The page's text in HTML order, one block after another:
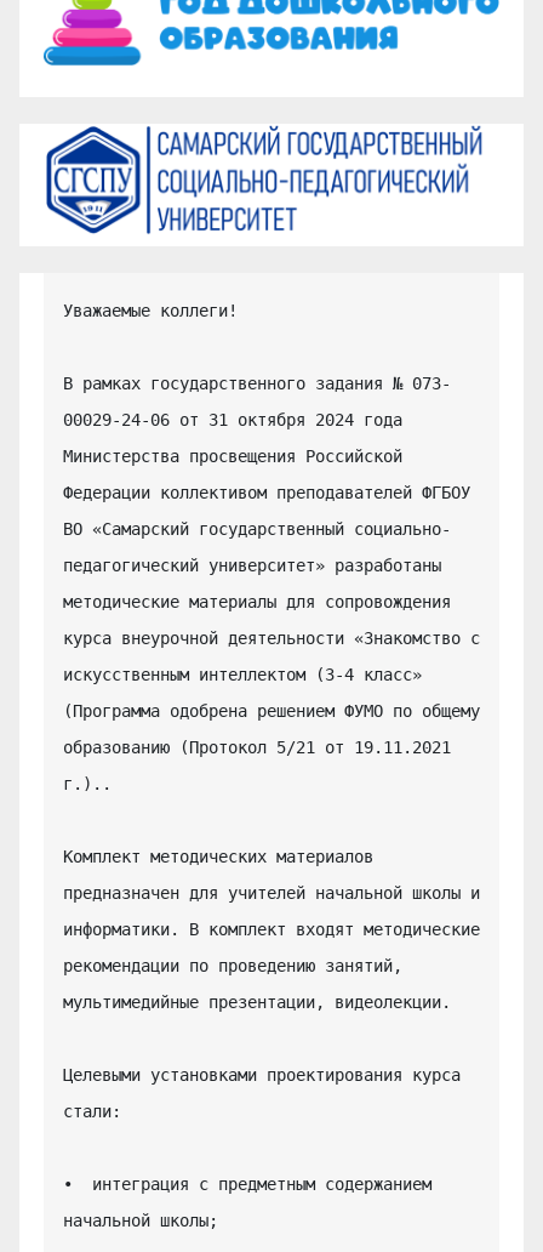
Уважаемые коллеги!
В рамках государственного задания № 073-
00029-24-06 от 31 октября 2024 года
Министерства просвещения Российской
Федерации коллективом преподавателей ФГБОУ
ВО «Самарский государственный социально-
педагогический университет» разработаны
методические материалы для сопровождения
курса внеурочной деятельности «Знакомство с
искусственным интеллектом (3-4 класс»
(Программа одобрена решением ФУМО по общему
образованию (Протокол 5/21 от 19.11.2021
г.)..
Комплект методических материалов
предназначен для учителей начальной школы и
информатики. В комплект входят методические
рекомендации по проведению занятий,
мультимедийные презентации, видеолекции.
Целевыми установками проектирования курса
стали:
•  интеграция с предметным содержанием
начальной школы;